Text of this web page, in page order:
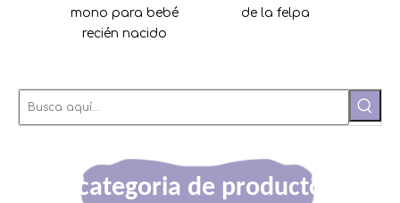
para bebé
de la felpa
categoria de producto